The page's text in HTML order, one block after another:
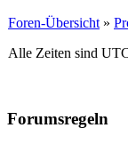
Foren-Übersicht »
Alle Zeiten sind
Forumsregeln